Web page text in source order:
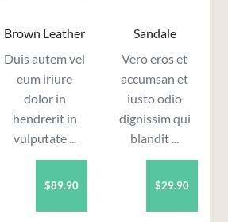
Brown Leather
Duis autem vel
eum iriure
dolor in
hendrerit in
vulputate ...
$89.90
Sandale
Vero eros et
accumsan et
iusto odio
dignissim qui
blandit ...
$29.90